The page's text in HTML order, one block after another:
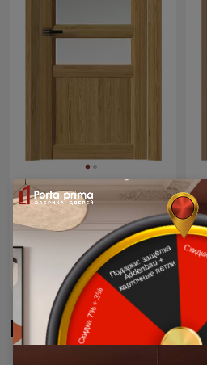
От 20 272 ₽
Подробнее
Moderno /